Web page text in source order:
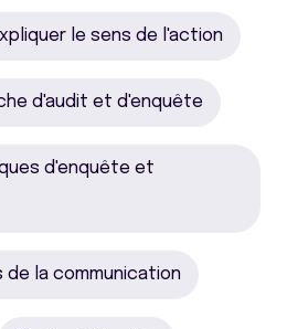
le sens de l'action
d'audit et d'enquête
d'enquête et
la communication